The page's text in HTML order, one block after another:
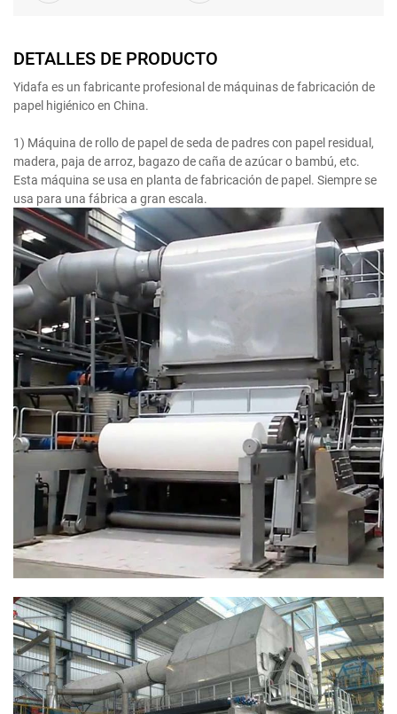
DETALLES DE PRODUCTO
Yidafa es un fabricante profesional de máquinas de fabricación de
papel higiénico en China.
1) Máquina de rollo de papel de seda de padres con papel residual,
madera, paja de arroz, bagazo de caña de azúcar o bambú, etc.
Esta máquina se usa en planta de fabricación de papel. Siempre se
usa para una fábrica a gran escala.